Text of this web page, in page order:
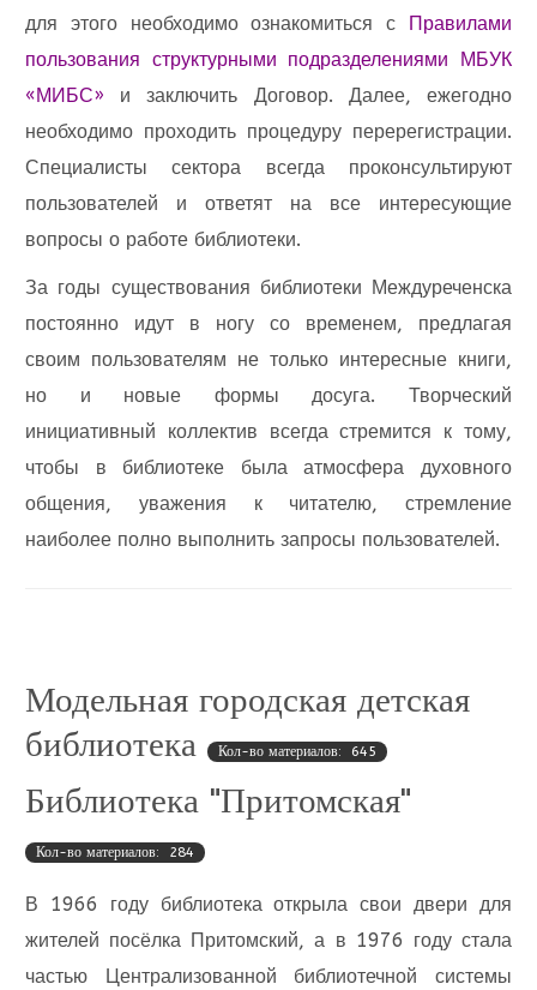
для этого необходимо ознакомиться с Правилами
пользования структурными подразделениями МБУК
«МИБС» и заключить Договор. Далее, ежегодно
необходимо проходить процедуру перерегистрации.
Специалисты сектора всегда проконсультируют
пользователей и ответят на все интересующие
вопросы о работе библиотеки.
За годы существования библиотеки Междуреченска
постоянно идут в ногу со временем, предлагая
своим пользователям не только интересные книги,
но и новые формы досуга. Творческий
инициативный коллектив всегда стремится к тому,
чтобы в библиотеке была атмосфера духовного
общения, уважения к читателю, стремление
наиболее полно выполнить запросы пользователей.
Модельная городская детская
библиотека
Кол-во материалов: 645
Библиотека "Притомская"
Кол-во материалов: 284
В 1966 году библиотека открыла свои двери для
жителей посёлка Притомский, а в 1976 году стала
частью Централизованной библиотечной системы